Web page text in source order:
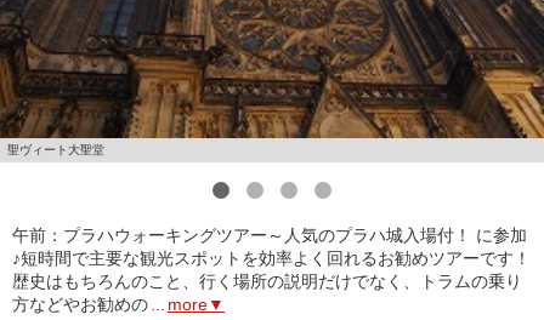
聖ヴィート大聖堂
午前：プラハウォーキングツアー～人気のプラハ城入場付！ に参加
♪短時間で主要な観光スポットを効率よく回れるお勧めツアーです！
歴史はもちろんのこと、行く場所の説明だけでなく、トラムの乗り
方などやお勧めの
more▼